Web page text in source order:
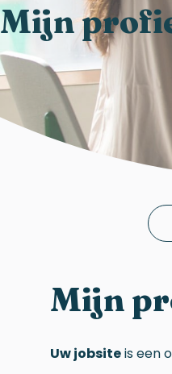
Mijn
Mijn
Uw jobsiteis een